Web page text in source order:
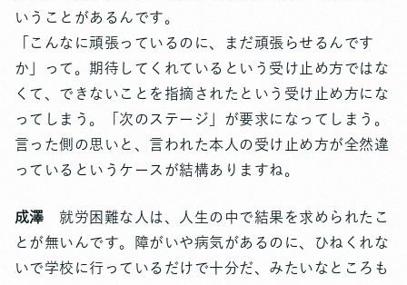
いうことがあるんです。
「こんなに頑張っているのに、まだ頑張らせるんです
か」って。期待してくれているという受け止め方ではな
くて、できないことを指摘されたという受け止め方にな
ってしまう。「次のステージ」が要求になってしまう。
言った側の思いと、言われた本人の受け止め方が全然違
っているというケースが結構ありますね。
成澤 就労困難な人は、人生の中で結果を求められたこ
とが無いんです。障がいや病気があるのに、ひねくれな
いで学校に行っているだけで十分だ、みたいなところも